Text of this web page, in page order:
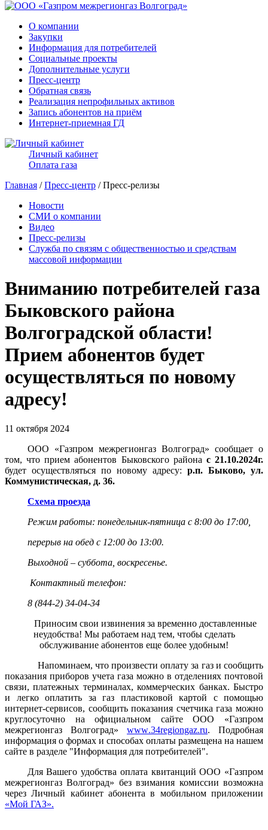
О компании
Закупки
Информация для потребителей
Социальные проекты
Дополнительные услуги
Пресс-центр
Обратная связь
Реализация непрофильных активов
Запись абонентов на приём
Интернет-приемная ГД
Личный кабинет
Оплата газа
Главная /Пресс-центр / Пресс-релизы
Новости
СМИ о компании
Видео
Пресс-релизы
Служба по связям с общественностью и средствам
массовой информации
Вниманию потребителей газа
Быковского района
Волгоградской области!
Прием абонентов будет
осуществляться по новому
адресу!
11 октября 2024
ООО «Газпром межрегионгаз Волгоград» сообщает о
том, что прием абонентов Быковского района с 21.10.2024г.
будет осуществляться по новому адресу: р.п. Быково, ул.
Коммунистическая, д. 36.
Схема проезда
Режим работы: понедельник-пятница с 8:00 до 17:00,
перерыв на обед с 12:00 до 13:00.
Выходной – суббота, воскресенье.
Контактный телефон:
8 (844-2) 34-04-34
Приносим свои извинения за временно доставленные
неудобства! Мы работаем над тем, чтобы сделать
обслуживание абонентов еще более удобным!
Напоминаем, что произвести оплату за газ и сообщить
показания приборов учета газа можно в отделениях почтовой
связи, платежных терминалах, коммерческих банках. Быстро
и легко оплатить за газ пластиковой картой с помощью
интернет-сервисов, сообщить показания счетчика газа можно
круглосуточно на официальном сайте ООО «Газпром
межрегионгаз Волгоград» www.34regiongaz.ru. Подробная
информация о формах и способах оплаты размещена на нашем
сайте в разделе "Информация для потребителей".
Для Вашего удобства оплата квитанций ООО «Газпром
межрегионгаз Волгоград» без взимания комиссии возможна
через Личный кабинет абонента в мобильном приложении
«Мой ГАЗ».